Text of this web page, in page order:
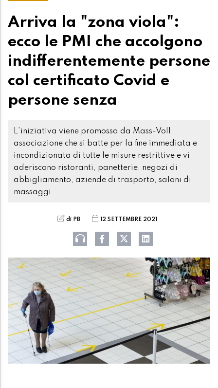
Arriva la "zona viola":
ecco le PMI che accolgono
indifferentemente persone
col certificato Covid e
persone senza
L’iniziativa viene promossa da Mass-Voll,
associazione che si batte per la fine immediata e
incondizionata di tutte le misure restrittive e vi
aderiscono ristoranti, panetterie, negozi di
abbigliamento, aziende di trasporto, saloni di
massaggi
di PB 12 SETTEMBRE 2021